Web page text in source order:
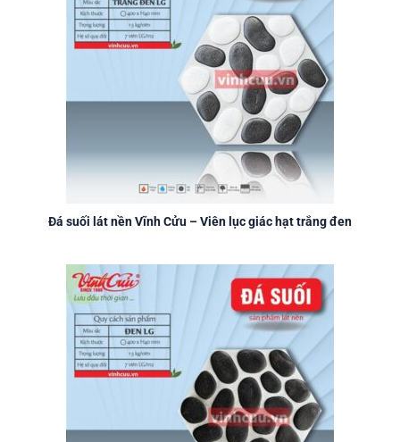
Đá suối lát nền Vĩnh Cửu – Viên lục giác hạt trắng đen